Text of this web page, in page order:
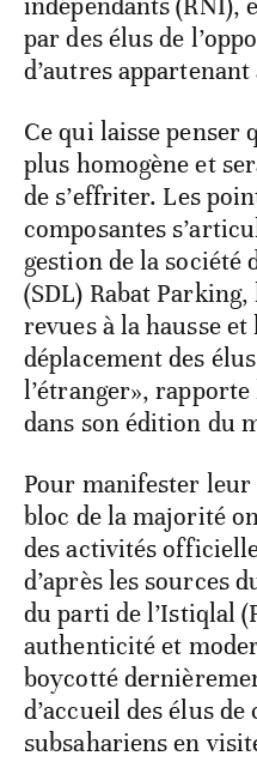
par des élus de
d’autres
Ce qui laisse penser
plus homogène et
de s’effriter. Les
composantes
gestion de la société
(SDL) Rabat
revues à la hausse
déplacement des
l’étranger»,
dans son édition du
Pour manifester
bloc de la majorité
des activités
d’après les sources
du parti de l’Istiqlal
authenticité et
boycotté
d’accueil des élus
subsahariens en